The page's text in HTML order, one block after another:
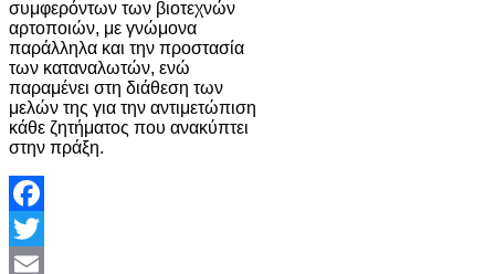
συμφερόντων των βιοτεχνών
αρτοποιών, με γνώμονα
παράλληλα και την προστασία
των καταναλωτών, ενώ
παραμένει στη διάθεση των
μελών της για την αντιμετώπιση
κάθε ζητήματος που ανακύπτει
στην πράξη.
Facebook
Twitter